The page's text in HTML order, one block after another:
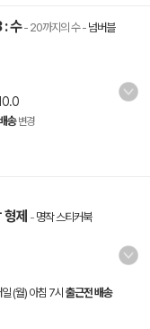
: 수- 20까지의 수- 넘버블
송 변경
제 - 명작 스티커북
일 (월) 아침 7시 출근전 배송